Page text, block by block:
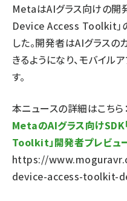
MetaはAIグラス向けの
Device Access Toolkit」
した。開発者はAIグラス
きるようになり、モバイル
す。
本ニュースの詳細はこちら：
MetaのAIグラス向け
Toolkit」開発者プレビュ
https://
device-access-toolkit-